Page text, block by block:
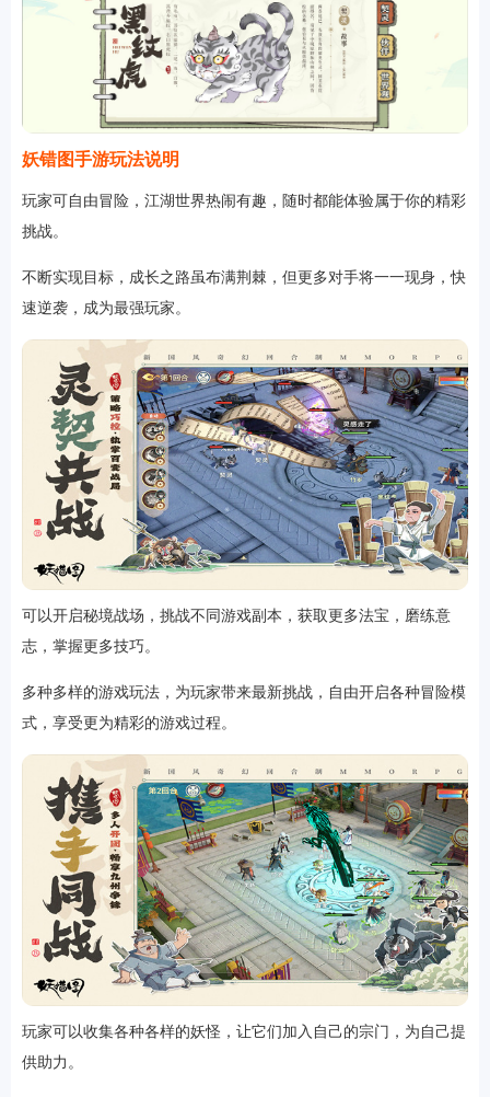
妖错图手游玩法说明
玩家可自由冒险，江湖世界热闹有趣，随时都能体验属于你的精彩
挑战。
不断实现目标，成长之路虽布满荆棘，但更多对手将一一现身，快
速逆袭，成为最强玩家。
可以开启秘境战场，挑战不同游戏副本，获取更多法宝，磨练意
志，掌握更多技巧。
多种多样的游戏玩法，为玩家带来最新挑战，自由开启各种冒险模
式，享受更为精彩的游戏过程。
玩家可以收集各种各样的妖怪，让它们加入自己的宗门，为自己提
供助力。